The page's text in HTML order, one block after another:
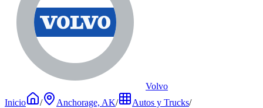
Volvo
Inicio
/ Anchorage, AK/ Autos y Trucks/